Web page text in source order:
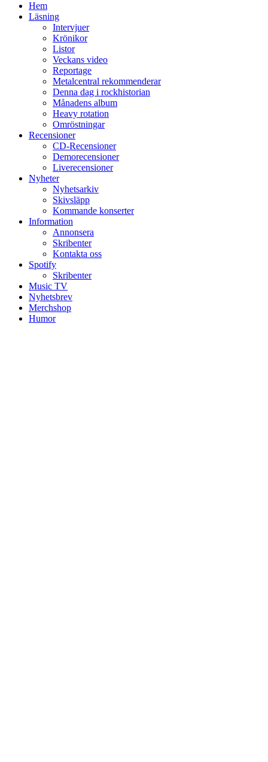
Hem
Läsning
Intervjuer
Krönikor
Listor
Veckans video
Reportage
Metalcentral rekommenderar
Denna dag i rockhistorian
Månadens album
Heavy rotation
Omröstningar
Recensioner
CD-Recensioner
Demorecensioner
Liverecensioner
Nyheter
Nyhetsarkiv
Skivsläpp
Kommande konserter
Information
Annonsera
Skribenter
Kontakta oss
Spotify
Skribenter
Music TV
Nyhetsbrev
Merchshop
Humor